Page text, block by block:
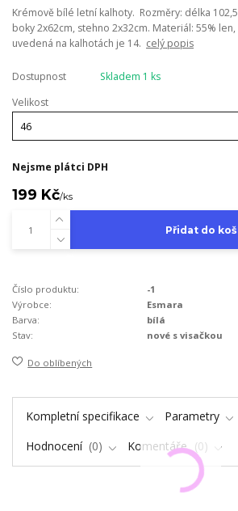
Krémově bílé letní kalhoty. Rozměry: délka
boky 2x62cm, stehno 2x32cm. Materiál: 55%
uvedená na kalhotách je 14. celý popis
Dostupnost
Skladem 1 ks
Velikost
Nejsme plátci DPH
199 Kč/ks
Přidat do
Číslo produktu:
-1
Výrobce:
Esmara
Barva:
bílá
Stav:
nové s visačkou
Do oblíbených
Kompletní specifikace
Parametry
Hodnocení
0 Komentáře 0